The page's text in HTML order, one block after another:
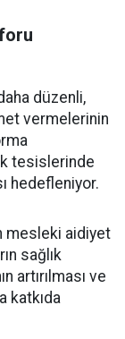
düzenli,
vermelerinin
tesislerinde
hedefleniyor.
mesleki aidiyet
sağlık
artırılması ve
katkıda